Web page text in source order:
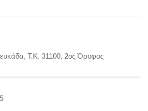
Τ.Κ. 31100, 2ος Όροφος